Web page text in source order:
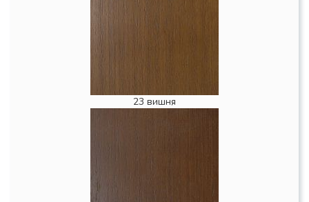
23 вишня